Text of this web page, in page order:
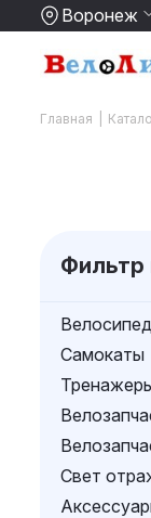
Воронеж
Главная
Фильтр
Самокаты
Свет